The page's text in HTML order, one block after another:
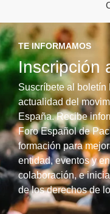
TE INFORMAMOS
Inscripción
Suscríbete al boletín
actualidad del
España. Recibe
Foro Español de
formación para
entidad, eventos y
colaboración, e
de los derechos de